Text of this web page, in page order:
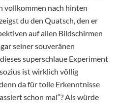
vollkommen nach hinten
du den Quatsch, den er
auf allen Bildschirmen
seiner souveränen
superschlaue Experiment
ist wirklich völlig
da für tolle Erkenntnisse
schon mal“? Als würde